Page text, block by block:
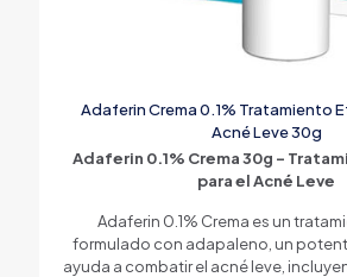
Adaferin Crema 0.1% Tratamiento
Acné Leve 30g
Adaferin 0.1% Crema 30g –
para el Acné Leve
Adaferin 0.1% Crema es un
formulado con adapaleno, un
ayuda a combatir el acné leve,